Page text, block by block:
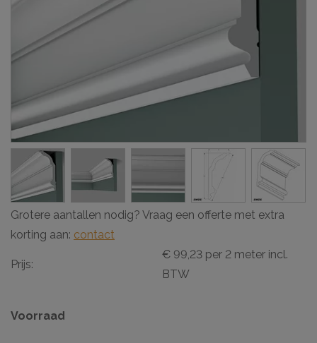
Grotere aantallen nodig? Vraag een offerte met extra
korting aan: contact
Prijs:
€ 99,23 per 2 meter incl.
BTW
Voorraad